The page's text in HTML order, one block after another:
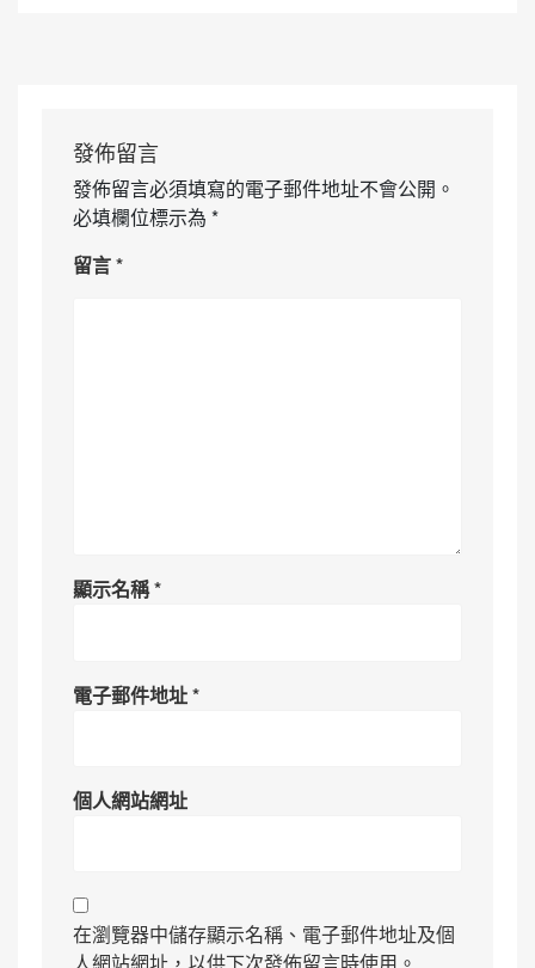
發佈留言
發佈留言必須填寫的電子郵件地址不會公開。
必填欄位標示為 *
留言*
顯示名稱*
電子郵件地址*
個人網站網址
在瀏覽器中儲存顯示名稱、電子郵件地址及個